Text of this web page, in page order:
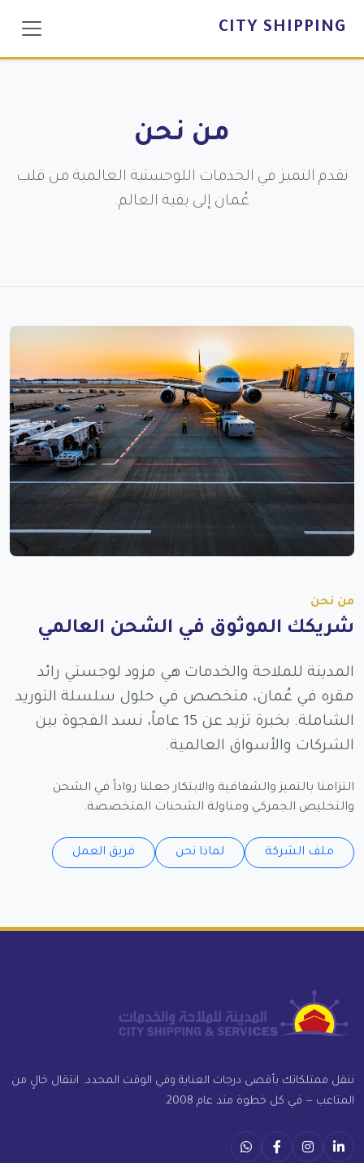
CITY SHIPPING
من نحن
نقدم التميز في الخدمات اللوجستية العالمية من قلب
عُمان إلى بقية العالم.
من نحن
شريكك الموثوق في الشحن العالمي
المدينة للملاحة والخدمات هي مزود لوجستي رائد
مقره في عُمان، متخصص في حلول سلسلة التوريد
الشاملة. بخبرة تزيد عن 15 عاماً، نسد الفجوة بين
الشركات والأسواق العالمية.
التزامنا بالتميز والشفافية والابتكار جعلنا رواداً في الشحن
والتخليص الجمركي ومناولة الشحنات المتخصصة.
ملف الشركة لماذا نحن فريق العمل
ننقل ممتلكاتك بأقصى درجات العناية وفي الوقت المحدد. انتقال خالٍ من
المتاعب — في كل خطوة منذ عام 2008.